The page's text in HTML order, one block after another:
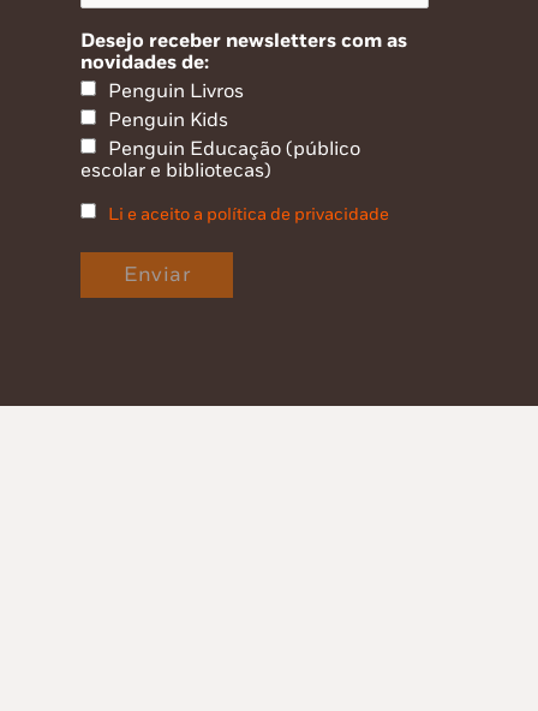
Desejo receber newsletters com as
novidades de:
Penguin Livros
Penguin Kids
Penguin Educação (público
escolar e bibliotecas)
Li e aceito a política de privacidade